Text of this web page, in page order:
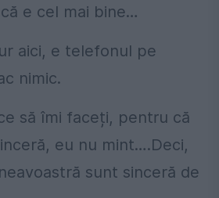
e cel mai bine…
aici, e telefonul pe
nimic.
să îmi faceți, pentru că
eu nu mint….Deci,
sunt sinceră de